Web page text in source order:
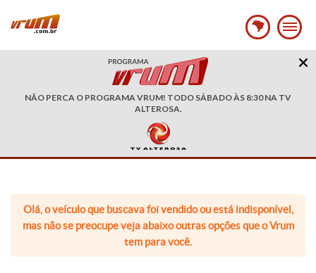
NÃO PERCA O PROGRAMA VRUM! TODO SÁBADO ÀS 8:30 NA TV
ALTEROSA.
Olá, o veículo que buscava foi vendido ou está indisponível,
mas não se preocupe veja abaixo outras opções que o Vrum
tem para você.